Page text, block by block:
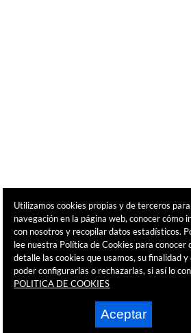
Utilizamos cookies propias y de terceros
navegación en la página web, conocer cómo
con nosotros y recopilar datos estadísticos.
lee nuestra Política de Cookies para conocer
detalle las cookies que usamos, su finalidad y
poder configurarlas o rechazarlas, si así lo
POLITICA DE COOKIES
Aceptar